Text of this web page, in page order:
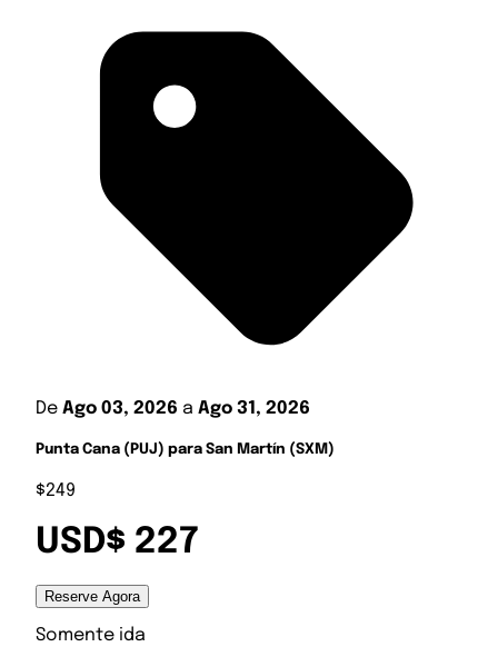
De Ago 03, 2026 a Ago 31, 2026
Punta Cana (PUJ) para San Martín (SXM)
$249
USD$ 227
Reserve Agora
Somente ida